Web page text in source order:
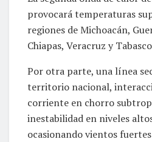
provocará temperaturas
regiones de Michoacán,
Chiapas, Veracruz y
Por otra parte, una línea
territorio nacional,
corriente en chorro
inestabilidad en niveles
ocasionando vientos